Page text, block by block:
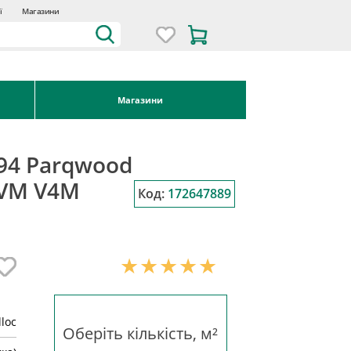
Магазини
Магазини
Parqwood
V4M
Код: 172647889
Оберіть кількість, м²